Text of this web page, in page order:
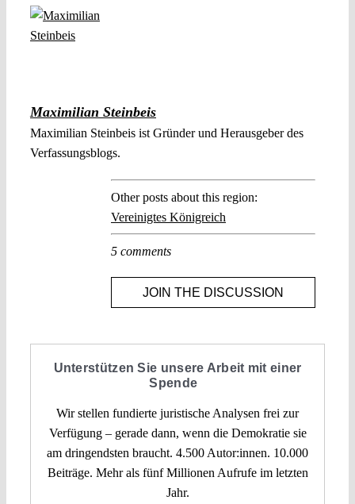
Maximilian Steinbeis
Maximilian Steinbeis ist Gründer und Herausgeber des
Verfassungsblogs.
Other posts about this region:
Vereinigtes Königreich
5 comments
JOIN THE DISCUSSION
Unterstützen Sie unsere Arbeit mit einer
Spende
Wir stellen fundierte juristische Analysen frei zur
Verfügung – gerade dann, wenn die Demokratie sie
am dringendsten braucht. 4.500 Autor:innen. 10.000
Beiträge. Mehr als fünf Millionen Aufrufe im letzten
Jahr.